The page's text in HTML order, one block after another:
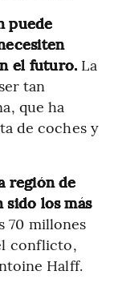
puede
el futuro. La
tan
que ha
de coches y
región de
sido los más
70 millones
conflicto,
Halff.